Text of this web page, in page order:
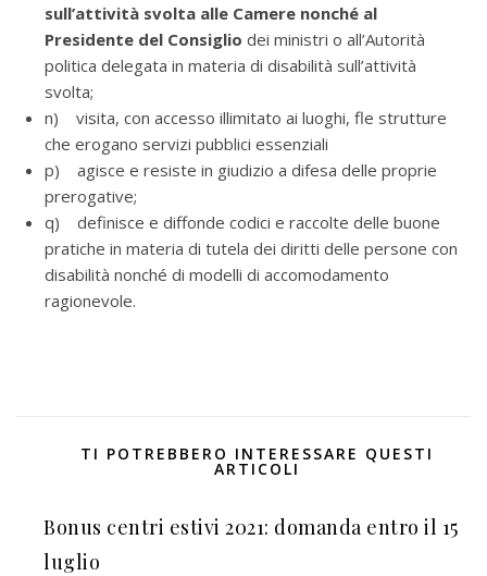
sull’attività svolta alle Camere nonché al
Presidente del Consiglio dei ministri o all’Autorità
politica delegata in materia di disabilità sull’attività
svolta;
n) visita, con accesso illimitato ai luoghi, fle strutture
che erogano servizi pubblici essenziali
p) agisce e resiste in giudizio a difesa delle proprie
prerogative;
q) definisce e diffonde codici e raccolte delle buone
pratiche in materia di tutela dei diritti delle persone con
disabilità nonché di modelli di accomodamento
ragionevole.
TI POTREBBERO INTERESSARE QUESTI
ARTICOLI
Bonus centri estivi 2021: domanda entro il 15
luglio